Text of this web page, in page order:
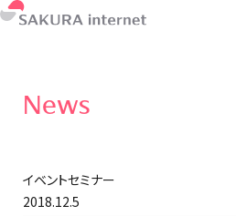
News
イベントセミナー
2018.12.5